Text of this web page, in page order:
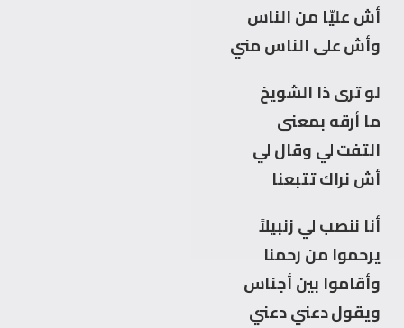
أش عليّا من الناس
وأش على الناس مني
لو ترى ذا الشويخ
ما أرقه بمعنى
التفت لي وقال لي
أش نراك تتبعنا
أنا ننصب لي زنبيلاً
يرحموا من رحمنا
وأقاموا بين أجناس
ويقول دعني دعني